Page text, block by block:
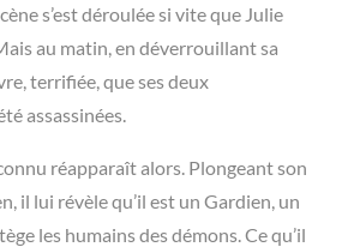
s’est déroulée si vite que Julie
au matin, en déverrouillant sa
terrifiée, que ses deux
assassinées.
réapparaît alors. Plongeant son
il lui révèle qu’il est un Gardien, un
les humains des démons. Ce qu’il